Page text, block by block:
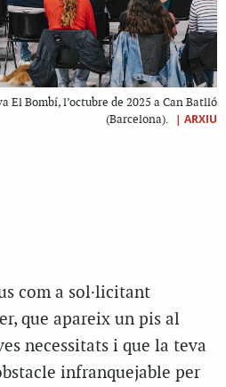
El Bombí, l’octubre de 2025 a Can Batlló
(Barcelona).
| ARXIU
com a sol·licitant
que apareix un pis al
necessitats i que la teva
infranquejable per